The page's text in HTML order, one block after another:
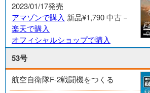
2023/01/17発売
アマゾンで購入 新品¥1,790中古－
楽天で購入
オフィシャルショップで購入
53号
航空自衛隊F-2戦闘機をつくる